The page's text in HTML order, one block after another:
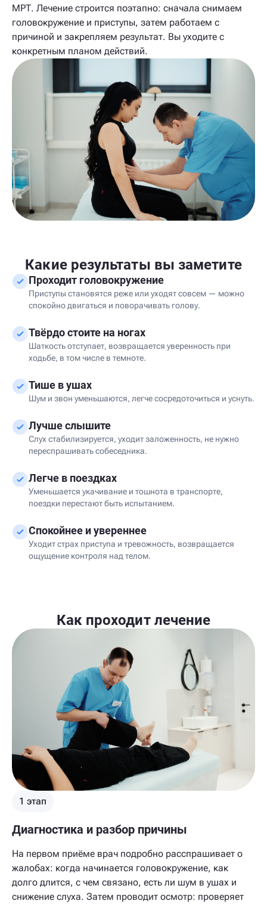
МРТ. Лечение строится поэтапно: сначала снимаем
головокружение и приступы, затем работаем с
причиной и закрепляем результат. Вы уходите с
конкретным планом действий.
Какие результаты вы заметите
Проходит головокружение
Приступы становятся реже или уходят совсем — можно
спокойно двигаться и поворачивать голову.
Твёрдо стоите на ногах
Шаткость отступает, возвращается уверенность при
ходьбе, в том числе в темноте.
Тише в ушах
Шум и звон уменьшаются, легче сосредоточиться и уснуть.
Лучше слышите
Слух стабилизируется, уходит заложенность, не нужно
переспрашивать собеседника.
Легче в поездках
Уменьшается укачивание и тошнота в транспорте,
поездки перестают быть испытанием.
Спокойнее и увереннее
Уходит страх приступа и тревожность, возвращается
ощущение контроля над телом.
Как проходит лечение
1 этап
Диагностика и разбор причины
На первом приёме врач подробно расспрашивает о
жалобах: когда начинается головокружение, как
долго длится, с чем связано, есть ли шум в ушах и
снижение слуха. Затем проводит осмотр: проверяет